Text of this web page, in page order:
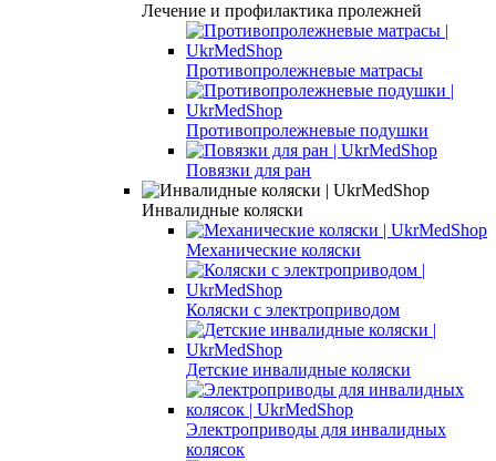
Лечение и профилактика пролежней
Противопролежневые матрасы
Противопролежневые подушки
Повязки для ран
Инвалидные коляски
Механические коляски
Коляски с электроприводом
Детские инвалидные коляски
Электроприводы для инвалидных
колясок